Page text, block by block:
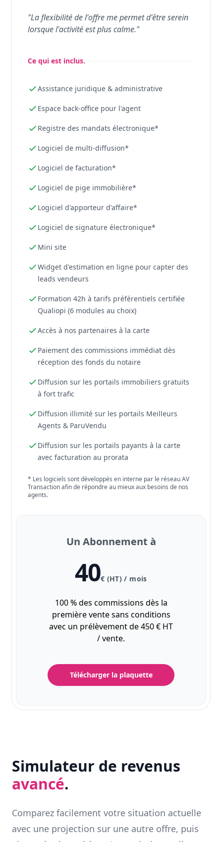
"La flexibilité de l'offre me permet d'être serein
lorsque l'activité est plus calme."
Ce qui est inclus.
Assistance juridique & administrative
Espace back-office pour l'agent
Registre des mandats électronique*
Logiciel de multi-diffusion*
Logiciel de facturation*
Logiciel de pige immobilière*
Logiciel d'apporteur d'affaire*
Logiciel de signature électronique*
Mini site
Widget d'estimation en ligne pour capter des
leads vendeurs
Formation 42h à tarifs préférentiels certifiée
Qualiopi (6 modules au choix)
Accès à nos partenaires à la carte
Paiement des commissions immédiat dès
réception des fonds du notaire
Diffusion sur les portails immobiliers gratuits
à fort trafic
Diffusion illimité sur les portails Meilleurs
Agents & ParuVendu
Diffusion sur les portails payants à la carte
avec facturation au prorata
* Les logiciels sont développés en interne par le réseau AV
Transaction afin de répondre au mieux aux besoins de nos
agents.
Un Abonnement à
40€ (HT) / mois
100 % des commissions dès la
première vente sans conditions
avec un prélèvement de 450 € HT
/ vente.
Télécharger la plaquette
Simulateur de revenus
avancé.
Comparez facilement votre situation actuelle
avec une projection sur une autre offre, puis